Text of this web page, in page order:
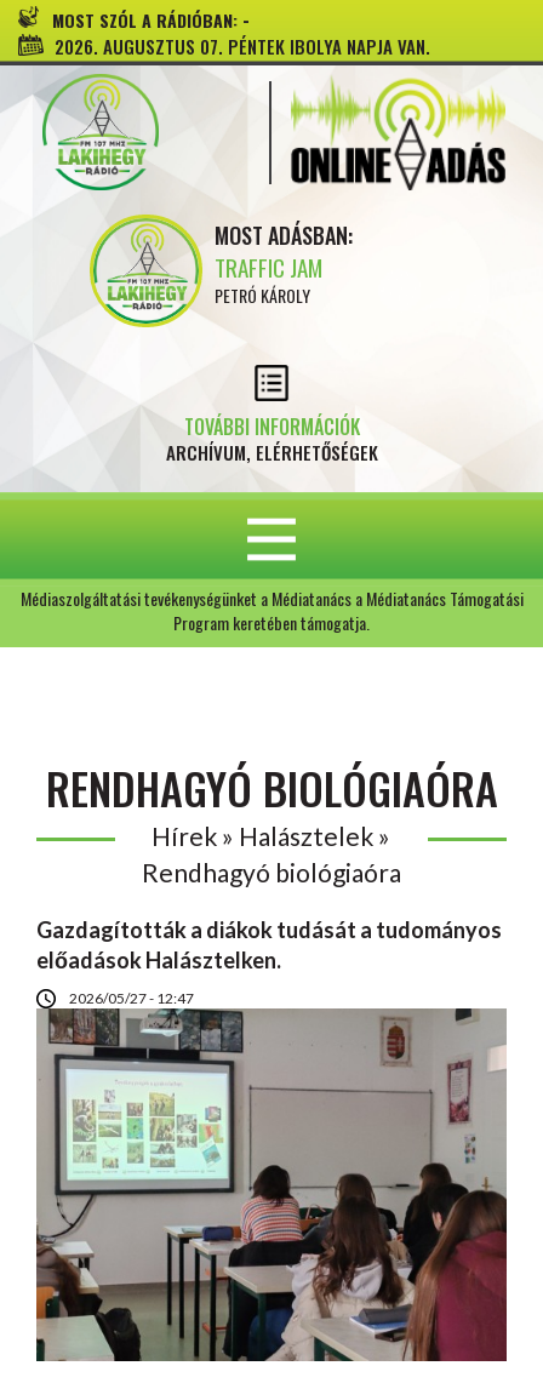
MOST SZÓL A RÁDIÓBAN: -
2026. AUGUSZTUS 07. PÉNTEK IBOLYA NAPJA VAN.
MOST ADÁSBAN:
TRAFFIC JAM
PETRÓ KÁROLY
TOVÁBBI INFORMÁCIÓK
ARCHÍVUM, ELÉRHETŐSÉGEK
Médiaszolgáltatási tevékenységünket a Médiatanács a Médiatanács Támogatási
Program keretében támogatja.
RENDHAGYÓ BIOLÓGIAÓRA
Hírek » Halásztelek »
Rendhagyó biológiaóra
Gazdagították a diákok tudását a tudományos
előadások Halásztelken.
2026/05/27 - 12:47